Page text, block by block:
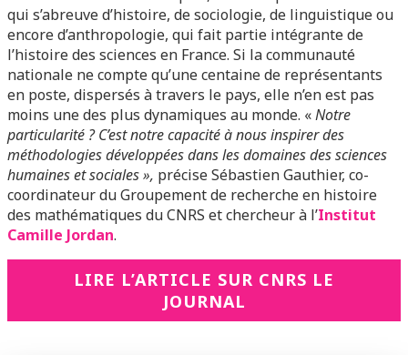
qui s’abreuve d’histoire, de sociologie, de linguistique ou
encore d’anthropologie, qui fait partie intégrante de
l’histoire des sciences en France. Si la communauté
nationale ne compte qu’une centaine de représentants
en poste, dispersés à travers le pays, elle n’en est pas
moins une des plus dynamiques au monde. «Notre
particularité ? C’est notre capacité à nous inspirer des
méthodologies développées dans les domaines des sciences
humaines et sociales », précise Sébastien Gauthier, co-
coordinateur du Groupement de recherche en histoire
des mathématiques du CNRS et chercheur à l’Institut
Camille Jordan.
LIRE L’ARTICLE SUR CNRS LE
JOURNAL